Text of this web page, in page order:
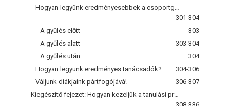
301-304
A gyűlés előtt
303
A gyűlés alatt
303-304
A gyűlés után
304
Hogyan legyünk eredményes tanácsadók?
304-306
Váljunk diákjaink pártfogójává!
306-307
Kiegészítő fejezet: Hogyan kezeljük a tanulási problémákat otthon?